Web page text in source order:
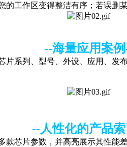
工作区变得整洁有序；若误删
--海量应用案
系列、型号、外设、应用、发
--人性化的产品
芯片参数，并高亮展示其性能